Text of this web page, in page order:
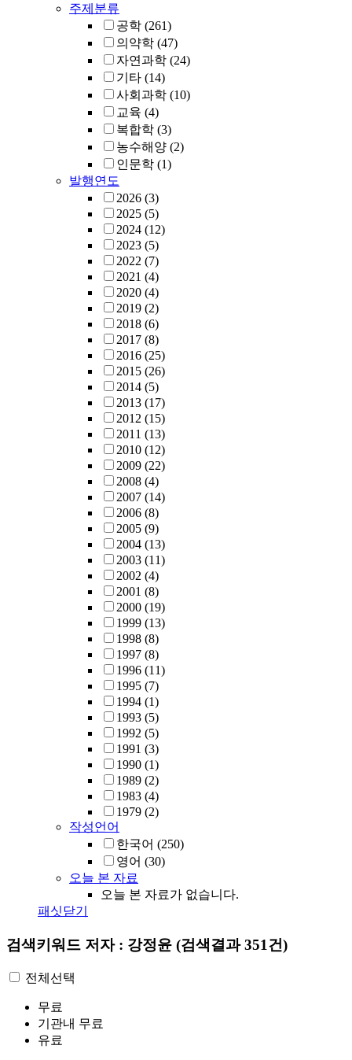
주제분류
공학 (261)
의약학 (47)
자연과학 (24)
기타 (14)
사회과학 (10)
교육 (4)
복합학 (3)
농수해양 (2)
인문학 (1)
발행연도
2026 (3)
2025 (5)
2024 (12)
2023 (5)
2022 (7)
2021 (4)
2020 (4)
2019 (2)
2018 (6)
2017 (8)
2016 (25)
2015 (26)
2014 (5)
2013 (17)
2012 (15)
2011 (13)
2010 (12)
2009 (22)
2008 (4)
2007 (14)
2006 (8)
2005 (9)
2004 (13)
2003 (11)
2002 (4)
2001 (8)
2000 (19)
1999 (13)
1998 (8)
1997 (8)
1996 (11)
1995 (7)
1994 (1)
1993 (5)
1992 (5)
1991 (3)
1990 (1)
1989 (2)
1983 (4)
1979 (2)
작성언어
한국어 (250)
영어 (30)
오늘 본 자료
오늘 본 자료가 없습니다.
패싯닫기
검색키워드 저자 : 강정윤 (검색결과 351건)
전체선택
무료
기관내 무료
유료